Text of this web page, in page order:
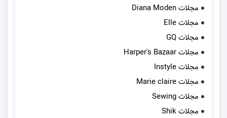
مجلات Diana Moden
مجلات Elle
مجلات GQ
مجلات Harper's Bazaar
مجلات Instyle
مجلات Marie claire
مجلات Sewing
مجلات Shik